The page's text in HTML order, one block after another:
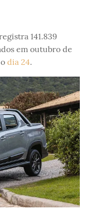
141.839
em outubro de
dia 24.